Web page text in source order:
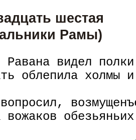
шестая
Рамы)
Равана видел
облепила холмы
вожаков